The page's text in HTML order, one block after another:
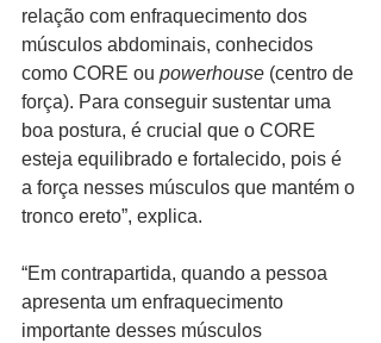
relação com enfraquecimento dos
músculos abdominais, conhecidos
como CORE ou powerhouse (centro de
força). Para conseguir sustentar uma
boa postura, é crucial que o CORE
esteja equilibrado e fortalecido, pois é
a força nesses músculos que mantém o
tronco ereto”, explica.
“Em contrapartida, quando a pessoa
apresenta um enfraquecimento
importante desses músculos